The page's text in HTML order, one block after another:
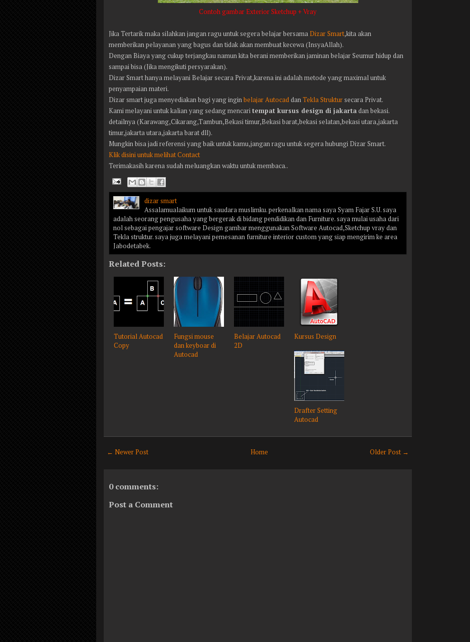
Contoh gambar Exterior Sketchup + Vray
Jika Tertarik maka silahkan jangan ragu untuk segera belajar bersamaDizar Smart,kita akan
memberikan pelayanan yang bagus dan tidak akan membuat kecewa (InsyaAllah).
Dengan Biaya yang cukup terjangkau namun kita berani memberikan jaminan belajar Seumur hidup dan
sampai bisa (Jika mengikuti persyarakan).
Dizar Smart hanya melayani Belajar secara Privat,karena ini adalah metode yang maximal untuk
penyampaian materi.
Dizar smart juga menyediakan bagi yang inginbelajar AutocaddanTekla Struktur secara Privat.
Kami melayani untuk kalian yang sedang mencaritempat kursus design di jakartadan bekasi.
detailnya (Karawang,Cikarang,Tambun,Bekasi timur,Bekasi barat,bekasi selatan,bekasi utara,jakarta
timur,jakarta utara,jakarta barat dll).
Mungkin bisa jadi referensi yang baik untuk kamu,jangan ragu untuk segera hubungi Dizar Smart.
Klik disini untuk melihat Contact
Terimakasih karena sudah meluangkan waktu untuk membaca..
dizar smart
Assalamualaikum untuk saudara muslimku. perkenalkan nama saya Syam Fajar S.U. saya
adalah seorang pengusaha yang bergerak di bidang pendidikan dan Furniture. saya mulai usaha dari
nol sebagai pengajar software Design gambar menggunakan Software Autocad,Sketchup vray dan
Tekla struktur. saya juga melayani pemesanan furniture interior custom yang siap mengirim ke area
Jabodetabek.
Related Posts:
Tutorial Autocad
Copy
Fungsi mouse
dan keyboar di
Autocad
Belajar Autocad
2D
Kursus Design
Drafter Setting
Autocad
← Newer Post Older Post →
Home
0 comments:
Post a Comment